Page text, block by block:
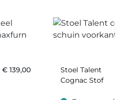
€ 139,00
Stoel Talent
Cognac Stof